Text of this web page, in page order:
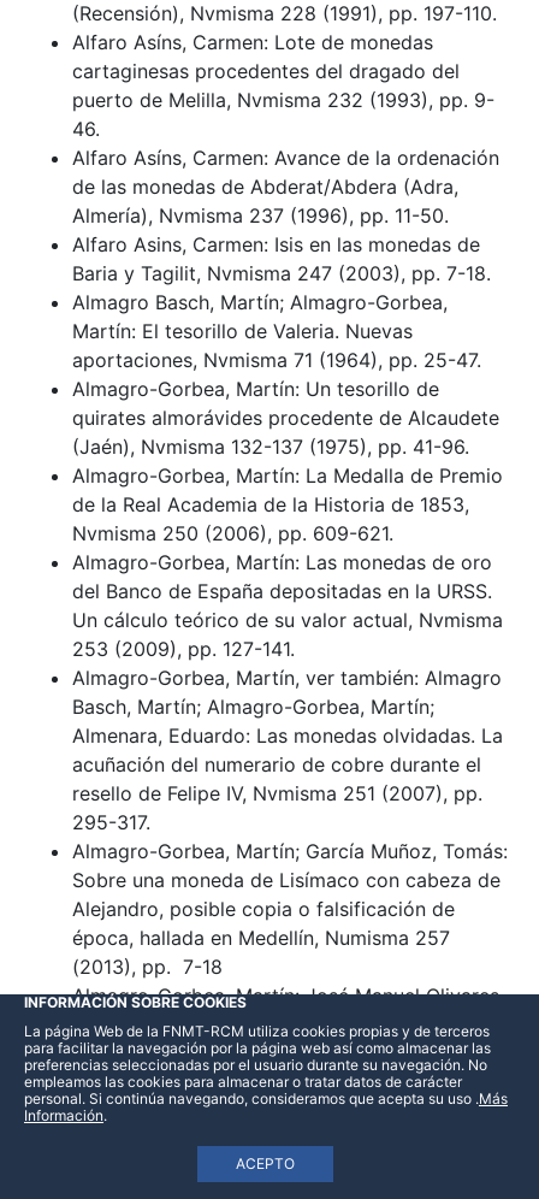
(Recensión), Nvmisma 228 (1991), pp. 197-110.
Alfaro Asíns, Carmen: Lote de monedas
cartaginesas procedentes del dragado del
puerto de Melilla, Nvmisma 232 (1993), pp. 9-
46.
Alfaro Asíns, Carmen: Avance de la ordenación
de las monedas de Abderat/Abdera (Adra,
Almería), Nvmisma 237 (1996), pp. 11-50.
Alfaro Asins, Carmen: Isis en las monedas de
Baria y Tagilit, Nvmisma 247 (2003), pp. 7-18.
Almagro Basch, Martín; Almagro-Gorbea,
Martín: El tesorillo de Valeria. Nuevas
aportaciones, Nvmisma 71 (1964), pp. 25-47.
Almagro-Gorbea, Martín: Un tesorillo de
quirates almorávides procedente de Alcaudete
(Jaén), Nvmisma 132-137 (1975), pp. 41-96.
Almagro-Gorbea, Martín: La Medalla de Premio
de la Real Academia de la Historia de 1853,
Nvmisma 250 (2006), pp. 609-621.
Almagro-Gorbea, Martín: Las monedas de oro
del Banco de España depositadas en la URSS.
Un cálculo teórico de su valor actual, Nvmisma
253 (2009), pp. 127-141.
Almagro-Gorbea, Martín, ver también: Almagro
Basch, Martín; Almagro-Gorbea, Martín;
Almenara, Eduardo: Las monedas olvidadas. La
acuñación del numerario de cobre durante el
resello de Felipe IV, Nvmisma 251 (2007), pp.
295-317.
Almagro-Gorbea, Martín; García Muñoz, Tomás:
Sobre una moneda de Lisímaco con cabeza de
Alejandro, posible copia o falsificación de
época, hallada en Medellín, Numisma 257
(2013), pp. 7-18
Almagro-Gorbea, Martín: José Manuel Olivares
Abad, Acuñaciones a martillo de dominio
español. Milán, Nápoles, Sicilia y Cerdeña
(Desde Carlos V a Carlos III pretendiente). Tomo
I (con una Introducción del Ilmo. Sr. D. Jesús
Vico Monteoliva y Datos históricos de. Ilmo. Sr.
D. José María de Francisco Olmos) (Recensión),
INFORMACIÓN SOBRE COOKIES
La página Web de la FNMT-RCM utiliza cookies propias y de terceros
para facilitar la navegación por la página web así como almacenar las
preferencias seleccionadas por el usuario durante su navegación. No
empleamos las cookies para almacenar o tratar datos de carácter
personal. Si continúa navegando, consideramos que acepta su uso
ACEPTO
.Más
Información.